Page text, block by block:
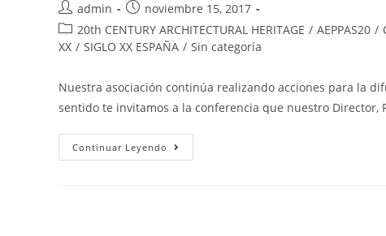
admin
noviembre 15, 2017
20th CENTURY ARCHITECTURAL HERITAGE / AEPPAS20 /
XX / SIGLO XX ESPAÑA / Sin categoría
Nuestra asociación continúa realizando acciones para la
sentido te invitamos a la conferencia que nuestro Director,
Continuar Leyendo